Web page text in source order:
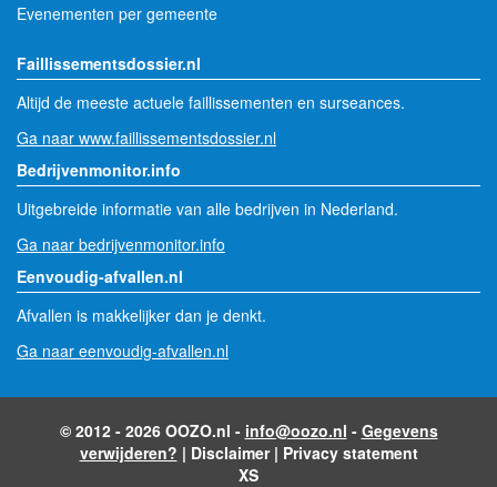
Evenementen per gemeente
Faillissementsdossier.nl
Altijd de meeste actuele faillissementen en surseances.
Ga naar www.faillissementsdossier.nl
Bedrijvenmonitor.info
Uitgebreide informatie van alle bedrijven in Nederland.
Ga naar bedrijvenmonitor.info
Eenvoudig-afvallen.nl
Afvallen is makkelijker dan je denkt.
Ga naar eenvoudig-afvallen.nl
© 2012 - 2026 OOZO.nl - info@oozo.nl - Gegevens
verwijderen? | Disclaimer| Privacy statement
XS